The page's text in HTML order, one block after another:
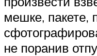
мешке, пакете,
не поранив